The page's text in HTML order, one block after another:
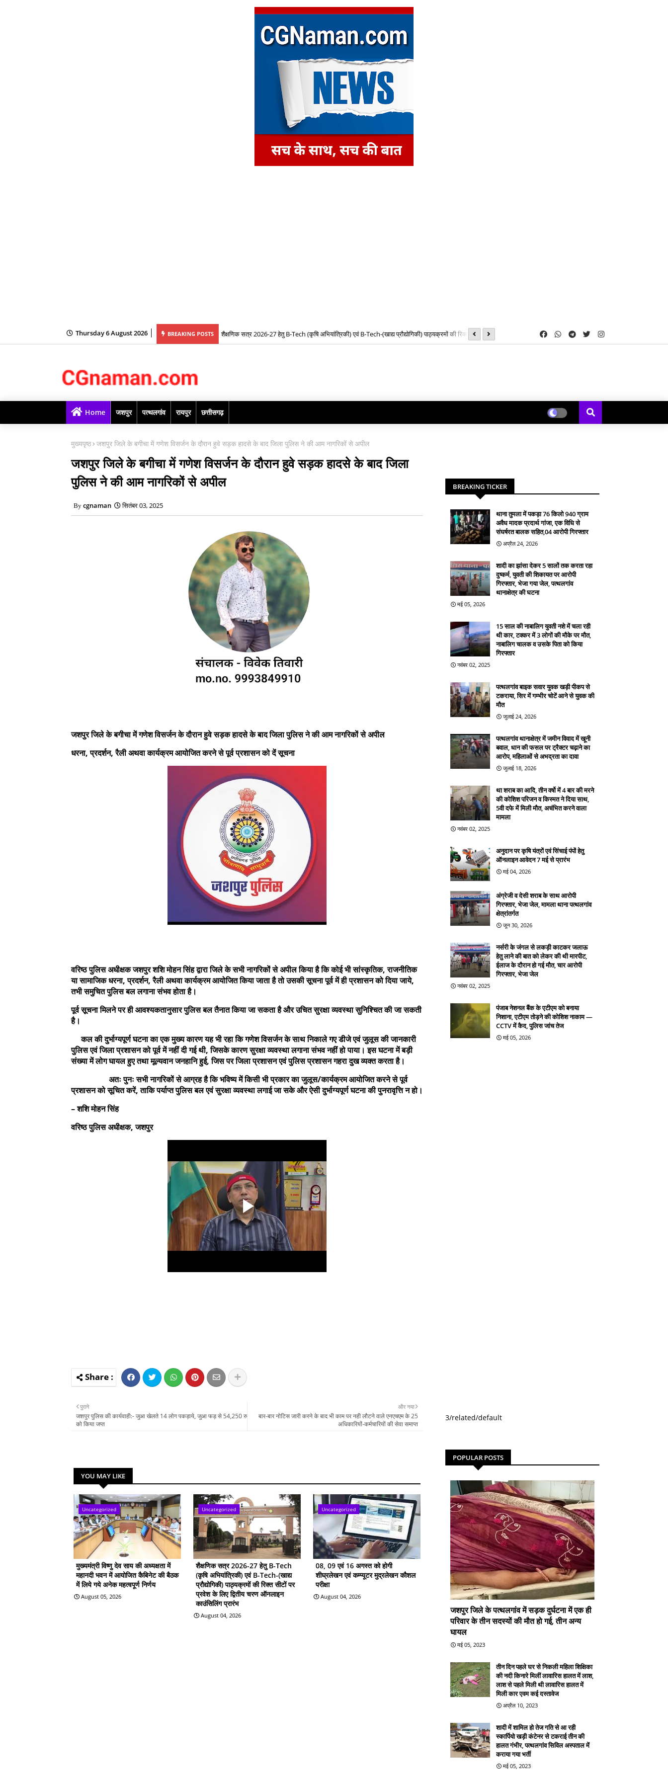
Thursday 6 August 2026 BREAKING POSTS
अध्यक्षता में महानदी भवन में आयोजित कैबिनेट की बैठक में लिये गये अनेक महत्वपूर्ण निर्णय शैक्षणिक सत्र 2026-27 हेतु B-Tech (कृषि अभियांत्रिकी) एवं B-Tech-(खाद्य प्रौद्योगिकी) पाठ्यक्रमों की रिक्त सीटों पर 08, 09 एवं 16 अगस्त को होगी शीघ्रलेखन एवं कम्प्यूटर मुद्रलेखन कौशल
Home जशपुर पत्थलगांव रायपुर छत्तीसगढ़
मुख्यपृष्ठ जशपुर जिले के बगीचा में गणेश विसर्जन के दौरान हुवे सड़क हादसे के बाद जिला पुलिस ने की आम नागरिकों से अपील
जशपुर जिले के बगीचा में गणेश विसर्जन के दौरान हुवे सड़क हादसे के बाद जिला
पुलिस ने की आम नागरिकों से अपील
cgnaman सितंबर 03, 2025
जशपुर जिले के बगीचा में गणेश विसर्जन के दौरान हुवे सड़क हादसे के बाद जिला पुलिस ने की आम नागरिकों से अपील
धरना, प्रदर्शन, रैली अथवा कार्यक्रम आयोजित करने से पूर्व प्रशासन को दें सूचना
वरिष्ठ पुलिस अधीक्षक जशपुर शशि मोहन सिंह द्वारा जिले के सभी नागरिकों से अपील किया है कि कोई भी सांस्कृतिक, राजनीतिक
या सामाजिक धरना, प्रदर्शन, रैली अथवा कार्यक्रम आयोजित किया जाता है तो उसकी सूचना पूर्व में ही प्रशासन को दिया जाये,
तभी समुचित पुलिस बल लगाना संभव होता है।
पूर्व सूचना मिलने पर ही आवश्यकतानुसार पुलिस बल तैनात किया जा सकता है और उचित सुरक्षा व्यवस्था सुनिश्चित की जा सकती
है।
कल की दुर्भाग्यपूर्ण घटना का एक मुख्य कारण यह भी रहा कि गणेश विसर्जन के साथ निकाले गए डीजे एवं जुलूस की जानकारी
पुलिस एवं जिला प्रशासन को पूर्व में नहीं दी गई थी, जिसके कारण सुरक्षा व्यवस्था लगाना संभव नहीं हो पाया। इस घटना में बड़ी
संख्या में लोग घायल हुए तथा मूल्यवान जनहानि हुई, जिस पर जिला प्रशासन एवं पुलिस प्रशासन गहरा दुख व्यक्त करता है।
अतः पुनः सभी नागरिकों से आग्रह है कि भविष्य में किसी भी प्रकार का जुलूस/कार्यक्रम आयोजित करने से पूर्व
प्रशासन को सूचित करें, ताकि पर्याप्त पुलिस बल एवं सुरक्षा व्यवस्था लगाई जा सके और ऐसी दुर्भाग्यपूर्ण घटना की पुनरावृत्ति न हो।
– शशि मोहन सिंह
वरिष्ठ पुलिस अधीक्षक, जशपुर
और नया
बार-बार नोटिस जारी करने के बाद भी काम पर नही लौटने वाले एनएचएम के 25
अधिकारियों-कर्मचारियों की सेवा समाप्त
पुराने
जशपुर पुलिस की कार्यवाही:- जुआ खेलते 14 लोग पकड़ाये, जुआ फड़ से 54,250 रु
को किया जप्त
YOU MAY LIKE
Uncategorized
मुख्यमंत्री विष्णु देव साय की अध्यक्षता में
महानदी भवन में आयोजित कैबिनेट की बैठक
में लिये गये अनेक महत्वपूर्ण निर्णय
August 05, 2026
Uncategorized
शैक्षणिक सत्र 2026-27 हेतु B-Tech
(कृषि अभियांत्रिकी) एवं B-Tech-(खाद्य
प्रौद्योगिकी) पाठ्यक्रमों की रिक्त सीटों पर
प्रवेश के लिए द्वितीय चरण ऑनलाइन
काउंसिलिंग प्रारंभ
August 04, 2026
Uncategorized
08, 09 एवं 16 अगस्त को होगी
शीघ्रलेखन एवं कम्प्यूटर मुद्रलेखन कौशल
परीक्षा
August 04, 2026
BREAKING TICKER
थाना तुमला में पकड़ा 76 किलो 940 ग्राम
अवैध मादक प्रदार्थ गांजा, एक विधि से
संघर्षरत बालक सहित,04 आरोपी गिरफ्तार
अप्रैल 24, 2026
शादी का झांसा देकर 5 सालों तक करता रहा
दुष्कर्म, युवती की शिकायत पर आरोपी
गिरफ्तार, भेजा गया जेल, पत्थलगांव
थानाक्षेत्र की घटना
मई 05, 2026
15 साल की नाबालिग युवती नशे में चला रही
थी कार, टक्कर में 3 लोगों की मौके पर मौत,
नाबालिग चालक व उसके पिता को किया
गिरफ्तार
नवंबर 02, 2025
पत्थलगांव बाइक सवार युवक खड़ी पीकप से
टकराया, सिर में गम्भीर चोटें आने से युवक की
मौत
जुलाई 24, 2026
पत्थलगांव थानाक्षेत्र में जमीन विवाद में खूनी
बवाल, धान की फसल पर ट्रैक्टर चढ़ाने का
आरोप, महिलाओं से अभद्रता का दावा
जुलाई 18, 2026
था शराब का आदि, तीन वर्षो में 4 बार की मरने
की कोशिश परिजन व किस्मत ने दिया साथ,
5वी दफे में मिली मौत, अचंभित करने वाला
मामला
नवंबर 02, 2025
अनुदान पर कृषि यंत्रों एवं सिंचाई पंपों हेतु
ऑनलाइन आवेदन 7 मई से प्रारंभ
मई 04, 2026
अंग्रेजी व देसी शराब के साथ आरोपी
गिरफ्तार, भेजा जेल, मामला थाना पत्थलगांव
क्षेत्रांतर्गत
जून 30, 2026
नर्सरी के जंगल से लकड़ी काटकर जलाऊ
हेतु लाने की बात को लेकर की थी मारपीट,
ईलाज के दौरान हो गई मौत, चार आरोपी
गिरफ्तार, भेजा जेल
नवंबर 02, 2025
पंजाब नेशनल बैंक के एटीएम को बनाया
निशाना, एटीएम तोड़ने की कोशिश नाकाम —
CCTV में कैद, पुलिस जांच तेज
मई 05, 2026
3/related/default
POPULAR POSTS
जशपुर जिले के पत्थलगांव में सड़क दुर्घटना में एक ही
परिवार के तीन सदस्यों की मौत हो गई, तीन अन्य
घायल
मई 05, 2023
तीन दिन पहले घर से निकली महिला शिक्षिका
की नदी किनारे मिलीं लावारिस हालत में लाश,
लाश से पहले मिली थी लावारिस हालत में
मिली कार एवम कई दस्तावेज
अप्रैल 10, 2023
शादी में शामिल हो तेज गति से आ रही
स्कार्पियो खड़ी कंटेनर से टकराई तीन की
हालत गंभीर, पत्थलगांव सिविल अस्पताल में
कराया गया भर्ती
मई 05, 2023